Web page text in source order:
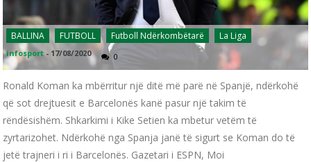
BALLINA FUTBOLL Futboll Ndërkombëtarë La Liga
infosport - 17/08/2020 0
Ronald Koman ka mbërritur një ditë më parë në Spanjë, ndërkohë
që sot drejtuesit e Barcelonës kanë pasur një takim të
rëndësishëm. Shkarkimi i Kike Setien ka mbetur vetëm të
zyrtarizohet. Ndërkohë nga Spanja janë të sigurt se Koman do të
jetë trajneri i ri i Barcelonës. Gazetari i ESPN, Moi